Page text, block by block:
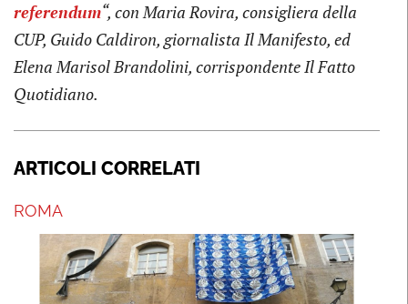
referendum“, con Maria Rovira, consigliera della
CUP, Guido Caldiron, giornalista Il Manifesto, ed
Elena Marisol Brandolini, corrispondente Il Fatto
Quotidiano.
ARTICOLI CORRELATI
ROMA